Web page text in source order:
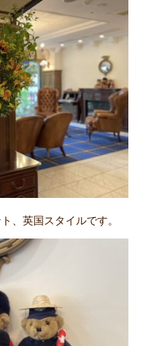
、英国スタイルです。